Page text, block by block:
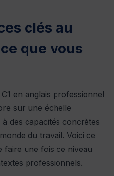
clés au
que vous
en anglais professionnel
sur une échelle
des capacités concrètes
du travail. Voici ce
faire une fois ce niveau
professionnels.